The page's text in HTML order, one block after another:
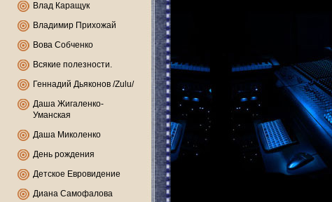
Влад Каращук
Владимир Прихожай
Вова Собченко
Всякие полезности.
Геннадий Дьяконов /Zulu/
Даша Жигаленко-
Уманская
Даша Миколенко
День рождения
Детское Евровидение
Диана Самофалова